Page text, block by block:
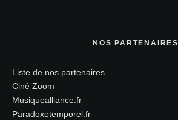
NOS PARTENAIRES
Liste de nos partenaires
Ciné Zoom
Musiquealliance.fr
Paradoxetemporel.fr